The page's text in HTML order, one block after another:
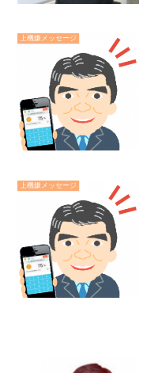
上機嫌メッセージ
上機嫌メッセージ